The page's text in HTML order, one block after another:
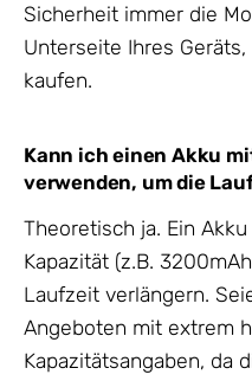
Sicherheit immer die
Unterseite Ihres
kaufen.
Kann ich einen Akku
verwenden, um die
Theoretisch ja. Ein
Kapazität (z.B.
Laufzeit verlängern.
Angeboten mit extrem
Kapazitätsangaben, da